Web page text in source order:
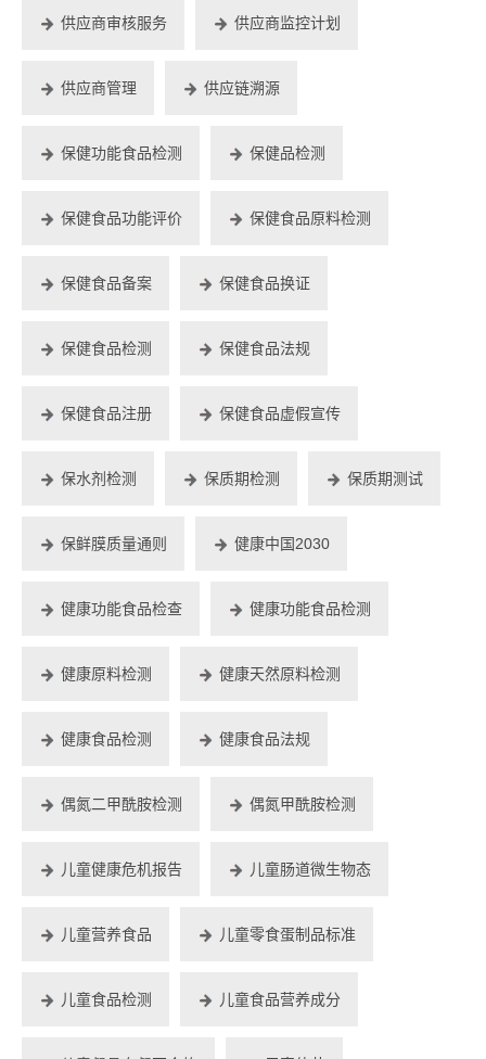
供应商审核服务 供应商监控计划
供应商管理 供应链溯源
保健功能食品检测 保健品检测
保健食品功能评价 保健食品原料检测
保健食品备案 保健食品换证
保健食品检测 保健食品法规
保健食品注册 保健食品虚假宣传
保水剂检测 保质期检测 保质期测试
保鲜膜质量通则 健康中国2030
健康功能食品检查 健康功能食品检测
健康原料检测 健康天然原料检测
健康食品检测 健康食品法规
偶氮二甲酰胺检测 偶氮甲酰胺检测
儿童健康危机报告 儿童肠道微生物态
儿童营养食品 儿童零食蛋制品标准
儿童食品检测 儿童食品营养成分